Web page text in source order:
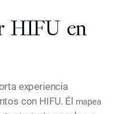
HIFU en
experiencia
con HIFU. Él mapea